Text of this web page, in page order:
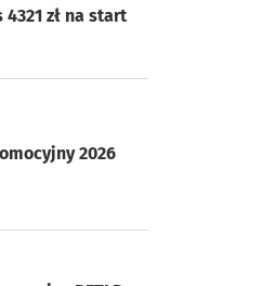
4321 zł na start
2026